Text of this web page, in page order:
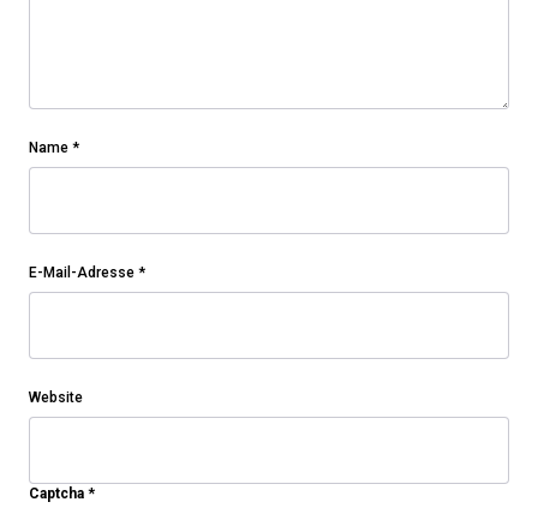
Name *
E-Mail-Adresse *
Website
Captcha *